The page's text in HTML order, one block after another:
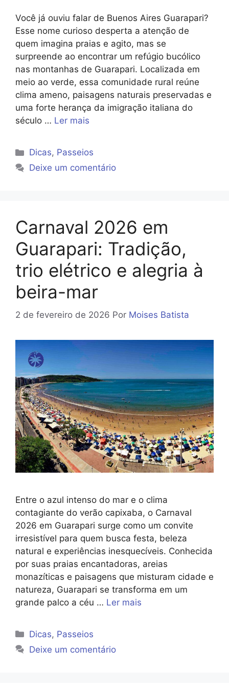
Você já ouviu falar de Buenos Aires Guarapari?
Esse nome curioso desperta a atenção de
quem imagina praias e agito, mas se
surpreende ao encontrar um refúgio bucólico
nas montanhas de Guarapari. Localizada em
meio ao verde, essa comunidade rural reúne
clima ameno, paisagens naturais preservadas e
uma forte herança da imigração italiana do
século … Ler mais
Categorias
Dicas, Passeios
Deixe um comentário
Carnaval 2026 em
Guarapari: Tradição,
trio elétrico e alegria à
beira-mar
2 de fevereiro de 2026 Por Moises Batista
Entre o azul intenso do mar e o clima
contagiante do verão capixaba, o Carnaval
2026 em Guarapari surge como um convite
irresistível para quem busca festa, beleza
natural e experiências inesquecíveis. Conhecida
por suas praias encantadoras, areias
monazíticas e paisagens que misturam cidade e
natureza, Guarapari se transforma em um
grande palco a céu … Ler mais
Categorias
Dicas, Passeios
Deixe um comentário